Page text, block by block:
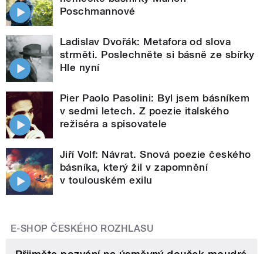
Poschmannové
Ladislav Dvořák: Metafora od slova
strměti. Poslechněte si básně ze sbírky
Hle nyní
Pier Paolo Pasolini: Byl jsem básníkem
v sedmi letech. Z poezie italského
režiséra a spisovatele
Jiří Volf: Návrat. Snová poezie českého
básníka, který žil v zapomnění
v toulouském exilu
E-SHOP ČESKÉHO ROZHLASU